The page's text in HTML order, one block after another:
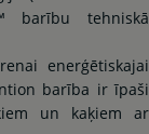
barību tehniskā
enerģētiskajai
barība ir īpaši
un kaķiem ar